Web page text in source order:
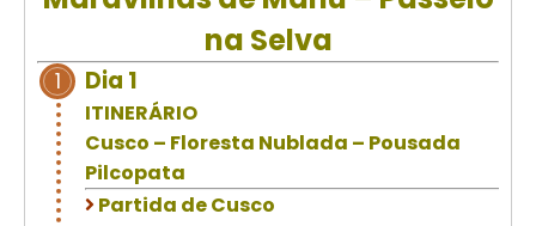
estrelas | Machu Picchu
Excursão de luxo de 8 dias em
Cusco: Machu Picchu + hotel 4
estrelas
na Selva
1 Dia 1
ITINERÁRIO
Cusco – Floresta Nublada – Pousada
Pilcopata
Partida de Cusco